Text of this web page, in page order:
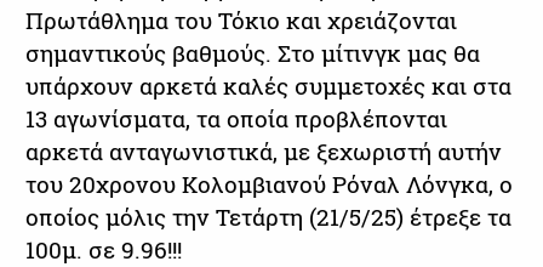
Πρωτάθλημα του Τόκιο και χρειάζονται
σημαντικούς βαθμούς. Στο μίτινγκ μας θα
υπάρχουν αρκετά καλές συμμετοχές και στα
13 αγωνίσματα, τα οποία προβλέπονται
αρκετά ανταγωνιστικά, με ξεχωριστή αυτήν
του 20χρονου Κολομβιανού Ρόναλ Λόνγκα, ο
οποίος μόλις την Τετάρτη (21/5/25) έτρεξε τα
100μ. σε 9.96!!!